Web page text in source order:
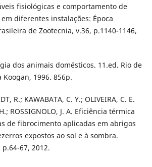
fisiológicas e comportamento de
diferentes instalações: Época
de Zootecnia, v.36, p.1140-1146,
dos animais domésticos. 11.ed. Rio de
Koogan, 1996. 856p.
R.; KAWABATA, C. Y.; OLIVEIRA, C. E.
ROSSIGNOLO, J. A. Eficiência térmica
de fibrocimento aplicadas em abrigos
expostos ao sol e à sombra.
67, 2012.